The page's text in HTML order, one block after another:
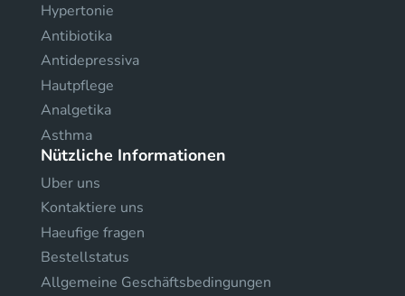
Hypertonie
Antibiotika
Antidepressiva
Hautpflege
Analgetika
Asthma
Nützliche Informationen
Uber uns
Kontaktiere uns
Haeufige fragen
Bestellstatus
Allgemeine Geschäftsbedingungen